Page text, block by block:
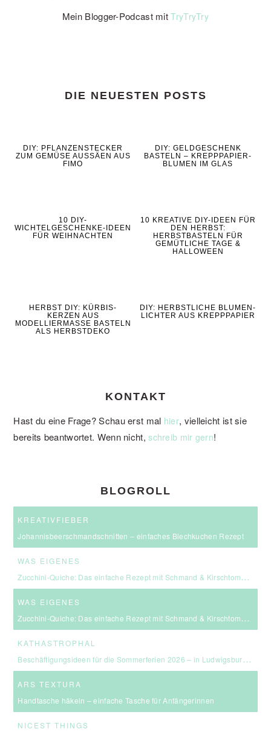
Mein Blogger-Podcast mitTryTryTry
DIE NEUESTEN POSTS
DIY: PFLANZENSTECKER
ZUM GEMÜSE AUSSÄEN AUS
FIMO
DIY: GELDGESCHENK
BASTELN – KREPPPAPIER-
BLUMEN IM GLAS
10 DIY-
WICHTELGESCHENKE-IDEEN
FÜR WEIHNACHTEN
10 KREATIVE DIY-IDEEN FÜR
DEN HERBST:
HERBSTBASTELN FÜR
GEMÜTLICHE TAGE &
HALLOWEEN
HERBST DIY: KÜRBIS-
KERZEN AUS
MODELLIERMASSE BASTELN
ALS HERBSTDEKO
DIY: HERBSTLICHE BLUMEN-
LICHTER AUS KREPPPAPIER
KONTAKT
Hast du eine Frage? Schau erst mal hier, vielleicht ist sie
bereits beantwortet. Wenn nicht,schreib mir gern!
BLOGROLL
KREATIVFIEBER
Johannisbeerschmandschnitten – einfaches Blechkuchen Rezept
WAS EIGENES
Zucchini-Quiche: Das einfache Rezept mit Schmand & Kirschtomaten
WAS EIGENES
Zucchini-Quiche: Das einfache Rezept mit Schmand & Kirschtomaten
KATHASTROPHAL
Beschäftigungsideen für die Sommerferien 2026 – in Ludwigsburg, Stuttgart & Umgebung
ARS TEXTURA
Handtasche häkeln – einfache Tasche für Anfängerinnen
NICEST THINGS